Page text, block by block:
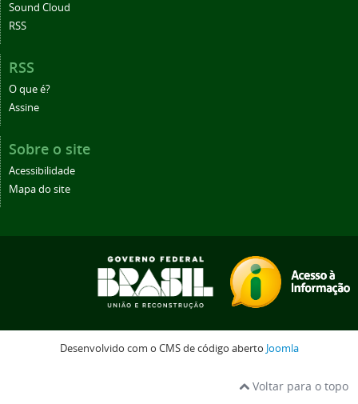
Sound Cloud
RSS
RSS
O que é?
Assine
Sobre o site
Acessibilidade
Mapa do site
Desenvolvido com o CMS de código aberto Joomla
Voltar para o topo